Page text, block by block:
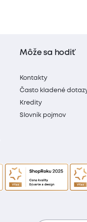
Môže sa hodiť
Kontakty
Často kladené
Kredity
Slovník pojmov